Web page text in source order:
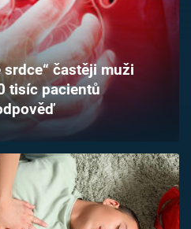
srdce“ častěji muži
tisíc pacientů